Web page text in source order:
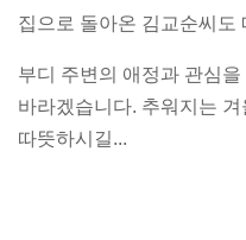
집으로 돌아온 김교순씨도
부디 주변의 애정과 관심
바라겠습니다. 추워지는
따뜻하시길...